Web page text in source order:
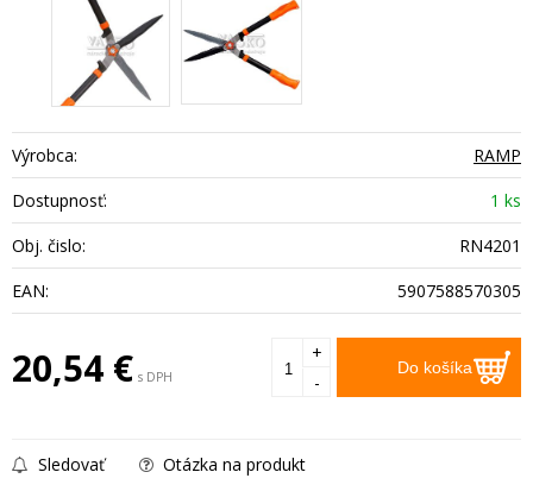
Výrobca:
RAMP
Dostupnosť:
1 ks
Obj. čislo:
RN4201
EAN:
5907588570305
20,54 € s DPH Do košíka
+
-
Sledovať Otázka na produkt